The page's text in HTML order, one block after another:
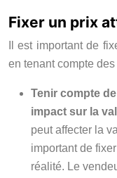
Fixer un prix
Il est important de
en tenant compte
Tenir compte
impact sur la
peut affecter la
important de
réalité. Le